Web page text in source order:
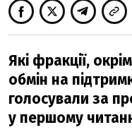
Які фракції,
обмін на
голосували за
у першому